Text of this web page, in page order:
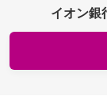
イオン銀